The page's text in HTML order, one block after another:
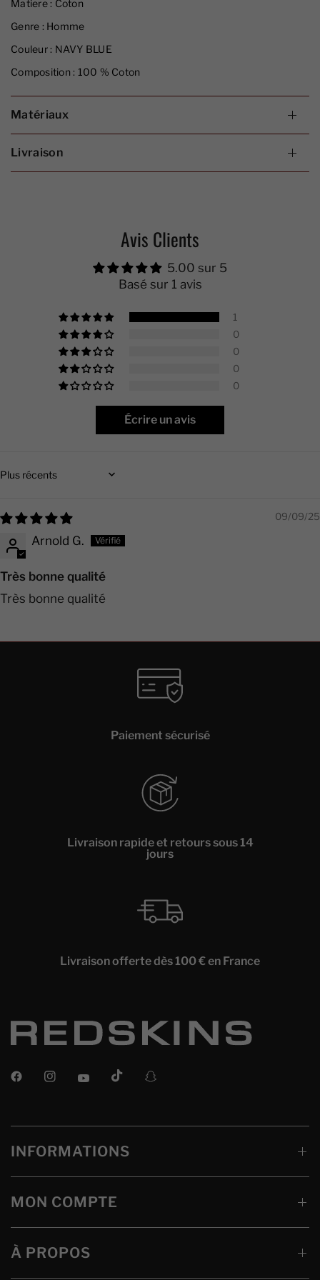
Matiere : Coton
Genre : Homme
Couleur : NAVY BLUE
Composition : 100 % Coton
Matériaux
Livraison
Avis Clients
5.00 sur 5
Basé sur 1 avis
1
0
0
0
0
Écrire un avis
Sort by
09/09/25
Arnold G.
Très bonne qualité
Très bonne qualité
Paiement sécurisé
Livraison rapide et retours sous 14
jours
Livraison offerte dès 100 € en France
INFORMATIONS
MON COMPTE
À PROPOS